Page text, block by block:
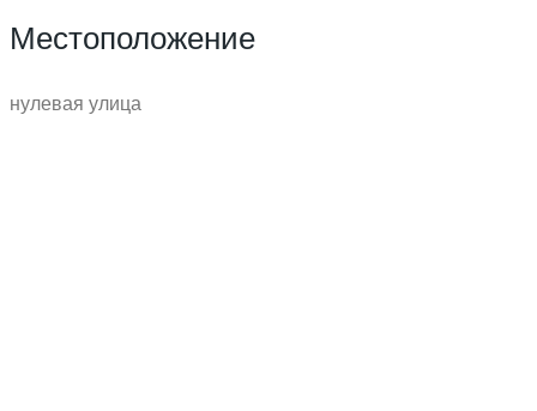
Местоположение
нулевая улица